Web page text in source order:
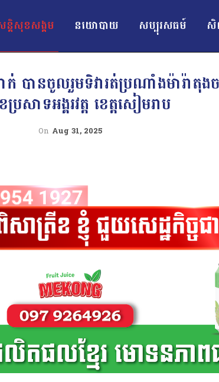
ន្តិសុខសង្គម នយោបាយ សប្បុរសធម៍ សិ
បានចូលរួមទិវារត់ប្រណាំងម៉ារ៉ាតុង
រសាទអង្គរវត្ត ខេត្តសៀមរាប
On Aug 31, 2025